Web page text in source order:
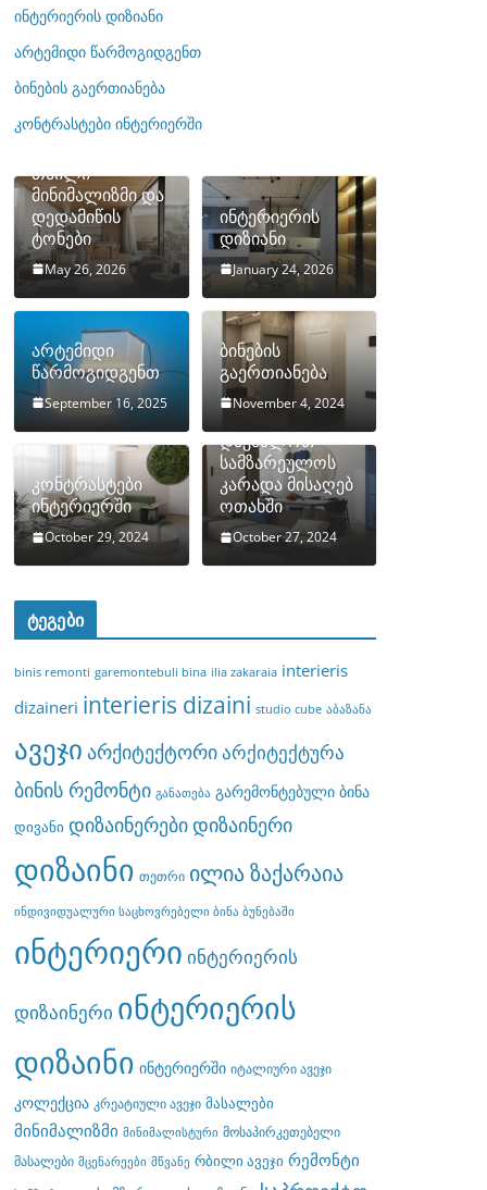
რ
ბ
ი
ინტერიერის დიზიანი
არტემიდი წარმოგიდგენთ
ბინების გაერთიანება
კონტრასტები ინტერიერში
თბილი
მინიმალიზმი და
დედამიწის
ტონები
May 26, 2026
ინტერიერის
დიზიანი
January 24, 2026
არტემიდი
წარმოგიდგენთ
September 16, 2025
ბინების
გაერთიანება
November 4, 2024
კონტრასტები
ინტერიერში
October 29, 2024
როგორ
დავმალოთ
სამზარეულოს
კარადა მისაღებ
ოთახში
October 27, 2024
ტეგები
binis remonti garemontebuli bina ilia zakaraia interieris
dizaineri interieris dizaini studio cube აბაზანა
ავეჯი არქიტექტორიარქიტექტურა
ბინის რემონტი განათება გარემონტებული ბინა
დივანი დიზაინერებიდიზაინერი
დიზაინი თეთრი ილია ზაქარაია
ინდივიდუალური საცხოვრებელი ბინა ბუნებაში
ინტერიერი ინტერიერის
დიზაინერი ინტერიერის
დიზაინი ინტერიერში იტალიური ავეჯი
კოლექცია კრეატიული ავეჯი მასალები
მინიმალიზმი მინიმალისტური მოსაპირკეთებელი
მასალები მცენარეები მწვანე რბილი ავეჯი რემონტი